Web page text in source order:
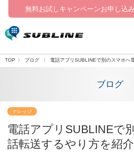
無料お試しキャンペーンお申し込み
TOP ブログ 電話アプリSUBLINEで別のスマホへ
ブログ
ナレッジ
電話アプリSUBLINEで
話転送するやり方を紹介